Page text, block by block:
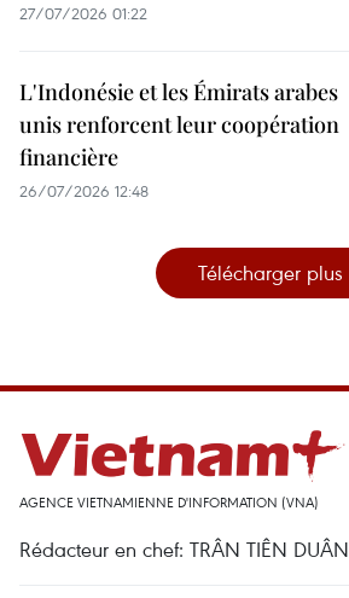
27/07/2026 01:22
L'Indonésie et les Émirats arabes
unis renforcent leur coopération
financière
26/07/2026 12:48
Télécharger plus
AGENCE VIETNAMIENNE D'INFORMATION (VNA)
Rédacteur en chef: TRÂN TIÊN DUÂN